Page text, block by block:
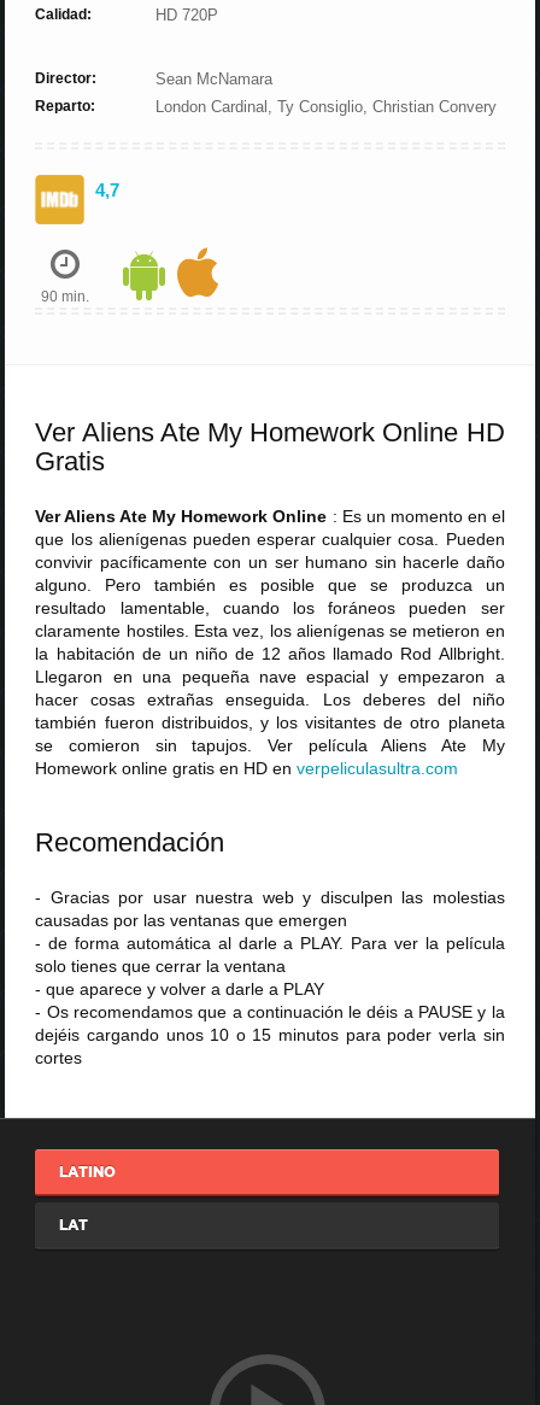
Calidad: HD 720P
Director: Sean McNamara
Reparto: London Cardinal, Ty Consiglio, Christian Convery
4,7
90 min.
Ver Aliens Ate My Homework Online HD
Gratis
Ver Aliens Ate My Homework Online : Es un momento en el
que los alienígenas pueden esperar cualquier cosa. Pueden
convivir pacíficamente con un ser humano sin hacerle daño
alguno. Pero también es posible que se produzca un
resultado lamentable, cuando los foráneos pueden ser
claramente hostiles. Esta vez, los alienígenas se metieron en
la habitación de un niño de 12 años llamado Rod Allbright.
Llegaron en una pequeña nave espacial y empezaron a
hacer cosas extrañas enseguida. Los deberes del niño
también fueron distribuidos, y los visitantes de otro planeta
se comieron sin tapujos. Ver película Aliens Ate My
Homework online gratis en HD enverpeliculasultra .com
Recomendación
- Gracias por usar nuestra web y disculpen las molestias
causadas por las ventanas que emergen
- de forma automática al darle a PLAY. Para ver la película
solo tienes que cerrar la ventana
- que aparece y volver a darle a PLAY
- Os recomendamos que a continuación le déis a PAUSE y la
dejéis cargando unos 10 o 15 minutos para poder verla sin
cortes
LATINO
LAT